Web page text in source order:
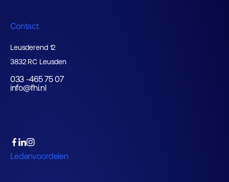
Contact
Leusderend 12
3832 RC Leusden
033 -465 75 07
info@fhi.nl
Ledenvoordelen